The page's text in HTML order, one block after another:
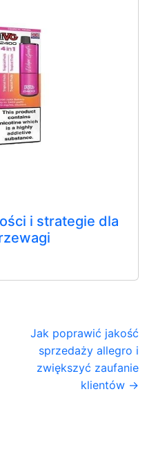
i strategie dla
Jak poprawić jakość
sprzedaży allegro i
zwiększyć zaufanie
klientów →